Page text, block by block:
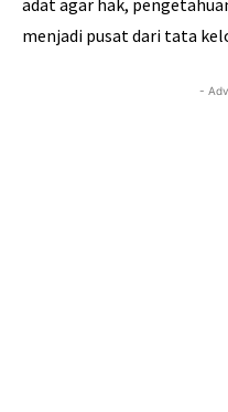
adat agar hak,
menjadi pusat dari tata
-